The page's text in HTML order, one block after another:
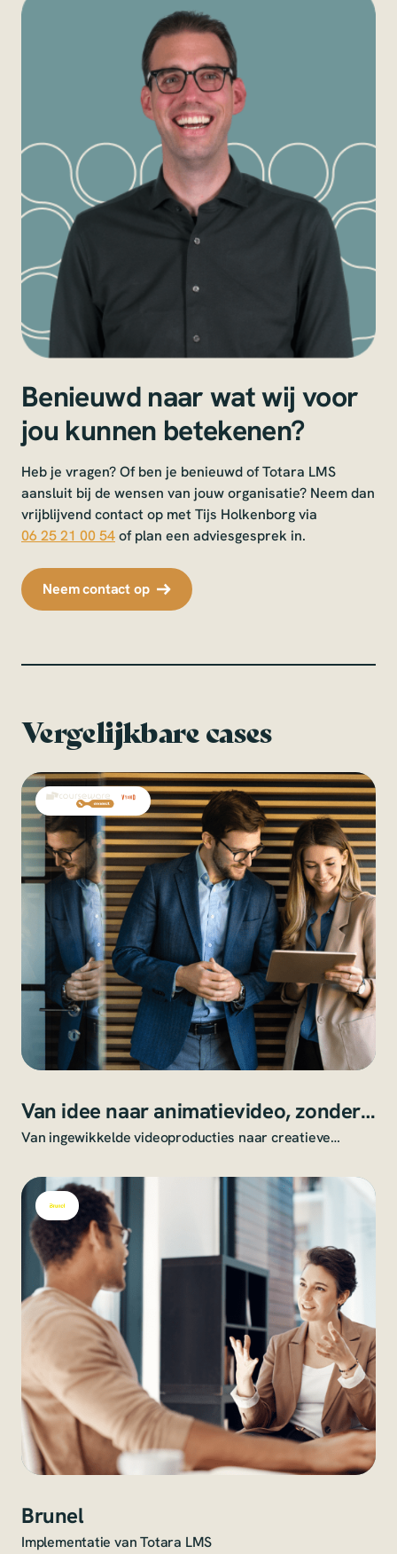
Benieuwd naar wat wij voor
jou kunnen betekenen?
Heb je vragen? Of ben je benieuwd of Totara LMS
aansluit bij de wensen van jouw organisatie? Neem dan
vrijblijvend contact op met Tijs Holkenborg via
06 25 21 00 54of plan een adviesgesprek in.
Neem contact op
Vergelijkbare cases
Van idee naar animatievideo, zonder
videoteam
Van ingewikkelde videoproducties naar creatieve
Brunel
Implementatie van Totara LMS